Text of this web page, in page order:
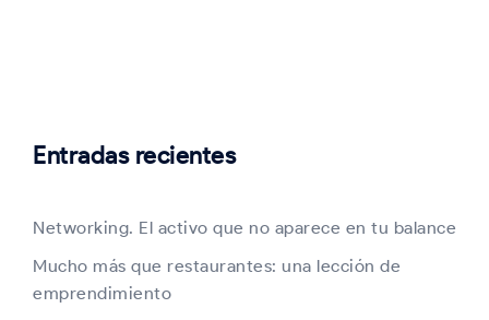
Entradas recientes
Networking. El activo que no aparece en tu balance
Mucho más que restaurantes: una lección de
emprendimiento